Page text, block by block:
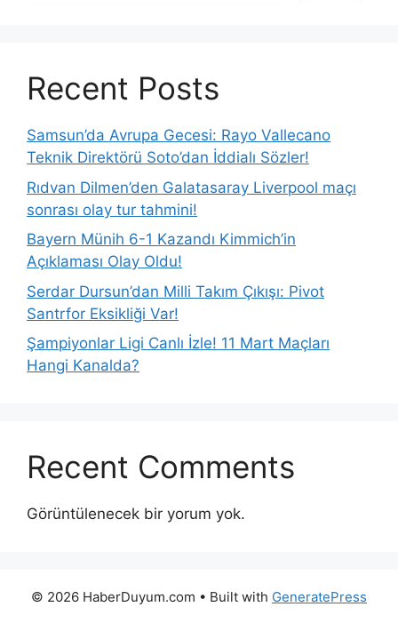
Recent Posts
Samsun’da Avrupa Gecesi: Rayo Vallecano
Teknik Direktörü Soto’dan İddialı Sözler!
Rıdvan Dilmen’den Galatasaray Liverpool maçı
sonrası olay tur tahmini!
Bayern Münih 6-1 Kazandı Kimmich’in
Açıklaması Olay Oldu!
Serdar Dursun’dan Milli Takım Çıkışı: Pivot
Santrfor Eksikliği Var!
Şampiyonlar Ligi Canlı İzle! 11 Mart Maçları
Hangi Kanalda?
Recent Comments
Görüntülenecek bir yorum yok.
© 2026 HaberDuyum.com • Built with GeneratePress